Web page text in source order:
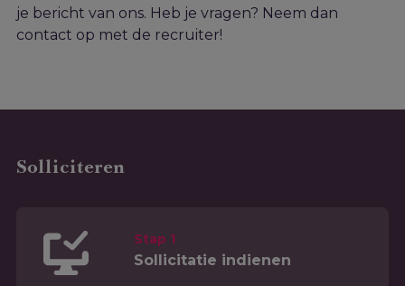
je bericht van ons. Heb je vragen? Neem dan
contact op met de recruiter!
Solliciteren
Stap 1
Sollicitatie indienen